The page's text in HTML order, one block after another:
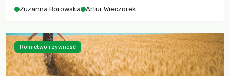
Zuzanna Borowska Artur Wieczorek
Rolnictwo i żywność